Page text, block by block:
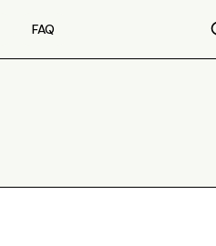
FAQ